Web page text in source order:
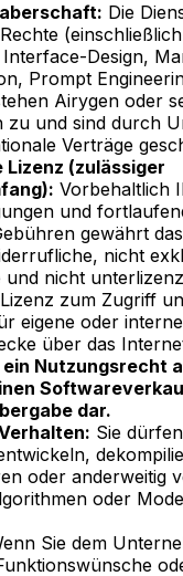
Die
Design,
Prompt
Airygen oder
zu und sind durch
Verträge
(zulässiger
Vorbehaltlich
und
gewährt
nicht
und nicht
zum Zugriff
eigene oder interne
über das
Nutzungsrecht
dar.
Sie
oder anderweitig
oder
Sie dem